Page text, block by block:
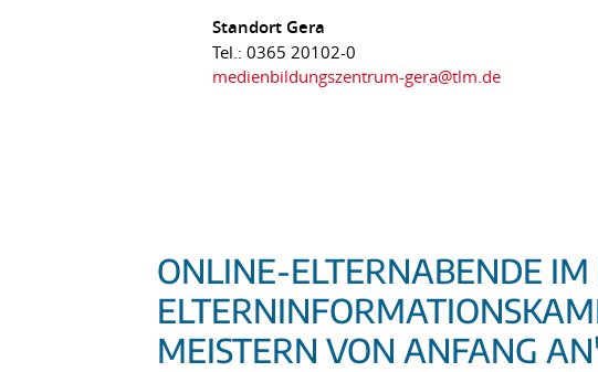
Standort Gera
Tel.: 0365 20102-0
medienbildungszentrum-gera@tlm.de
ONLINE-ELTERNABENDE
MEISTERN VON ANFANG